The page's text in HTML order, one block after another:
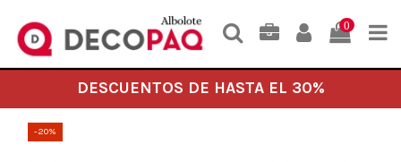
0
DESCUENTOS DE HASTA EL 30%
-20%